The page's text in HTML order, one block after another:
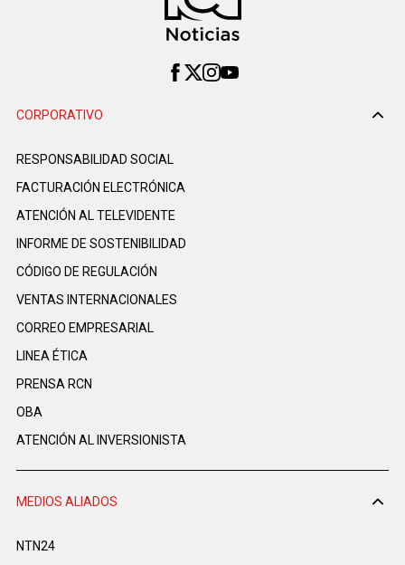
CORPORATIVO
RESPONSABILIDAD SOCIAL
FACTURACIÓN ELECTRÓNICA
ATENCIÓN AL TELEVIDENTE
INFORME DE SOSTENIBILIDAD
CÓDIGO DE REGULACIÓN
VENTAS INTERNACIONALES
CORREO EMPRESARIAL
LINEA ÉTICA
PRENSA RCN
OBA
ATENCIÓN AL INVERSIONISTA
MEDIOS ALIADOS
NTN24